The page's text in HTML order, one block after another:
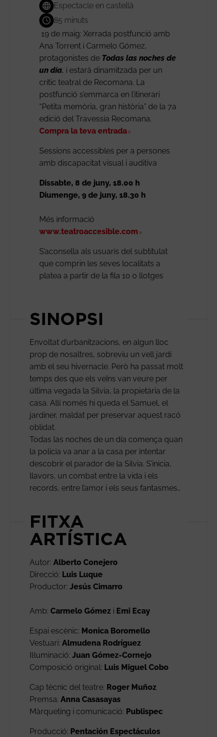
Espectacle en castellà
85 minuts
19 de maig: Xerrada postfunció amb
Ana Torrent i Carmelo Gómez,
protagonistes de Todas las noches de
un día, i estarà dinamitzada per un
crític teatral de Recomana. La
postfunció s’emmarca en l’itinerari
“Petita memòria, gran història” de la 7a
edició del Travessia Recomana.
Compra la teva entrada
Sessions accessibles per a persones
amb discapacitat visual i auditiva
Dissabte, 8 de juny, 18.00 h
Diumenge, 9 de juny, 18.30 h
Més informació
www.teatroaccesible.com
S’aconsella als usuaris del subtitulat
que comprin les seves localitats a
platea a partir de la fila 10 o llotges
SINOPSI
Envoltat d’urbanitzacions, en algun lloc
prop de nosaltres, sobreviu un vell jardí
amb el seu hivernacle. Però ha passat molt
temps des que els veïns van veure per
última vegada la Silvia, la propietària de la
casa. Allí només hi queda el Samuel, el
jardiner, maldat per preservar aquest racó
oblidat.
Todas las noches de un día comença quan
la policia va anar a la casa per intentar
descobrir el parador de la Silvia. S’inicia,
llavors, un combat entre la vida i els
records, entre l’amor i els seus fantasmes…
FITXA
ARTÍSTICA
Autor: Alberto Conejero
Direcció: Luis Luque
Productor: Jesús Cimarro
Amb: Carmelo Gómez i Emi Ecay
Espai escènic: Monica Boromello
Vestuari: Almudena Rodríguez
Il·luminació: Juan Gómez-Cornejo
Composició original: Luis Miguel Cobo
Cap tècnic del teatre: Roger Muñoz
Premsa: Anna Casasayas
Màrqueting i comunicació: Publispec
Producció: Pentación Espectáculos